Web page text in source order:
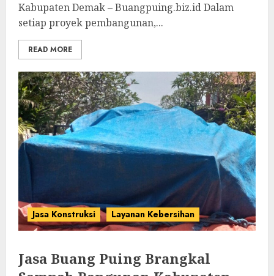
Kabupaten Demak – Buangpuing.biz.id Dalam
setiap proyek pembangunan,...
READ MORE
Jasa Konstruksi Layanan Kebersihan
Jasa Buang Puing Brangkal